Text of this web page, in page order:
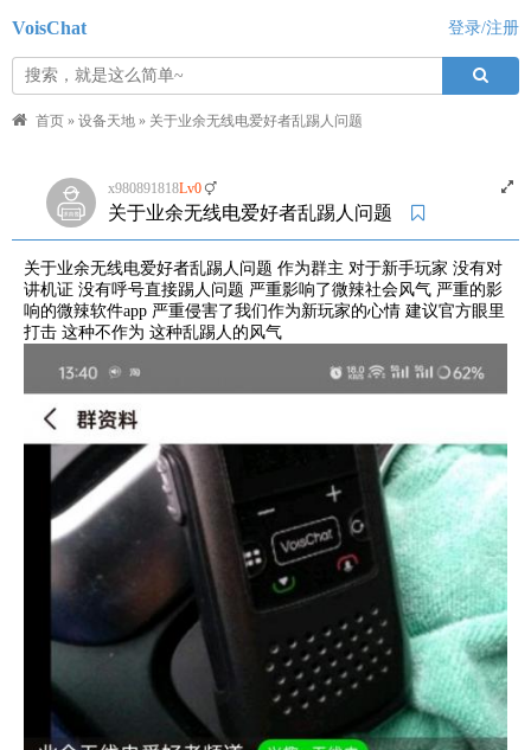
VoisChat 登录/注册
首页 » 设备天地 » 关于业余无线电爱好者乱踢人问题
x980891818Lv0
关于业余无线电爱好者乱踢人问题
关于业余无线电爱好者乱踢人问题 作为群主 对于新手玩家 没有对
讲机证 没有呼号直接踢人问题 严重影响了微辣社会风气 严重的影
响的微辣软件app 严重侵害了我们作为新玩家的心情 建议官方眼里
打击 这种不作为 这种乱踢人的风气